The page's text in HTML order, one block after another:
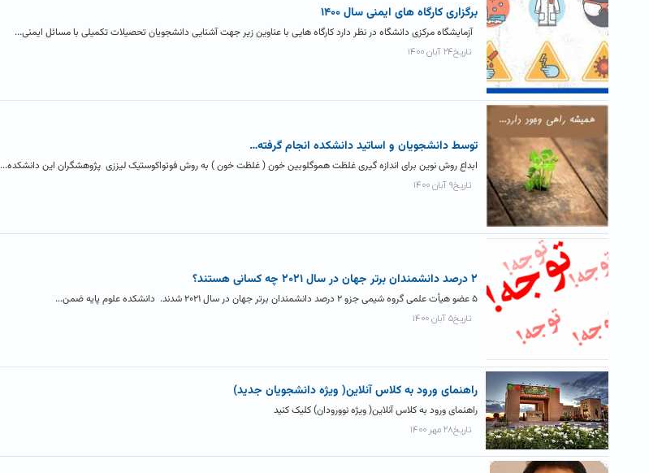
برگزاری کارگاه های ایمنی سال ۱۴۰۰
آزمایشگاه مرکزی دانشگاه در نظر دارد کارگاه هایی با عناوین زیر جهت آشنایی دانشجویان تحصیلات تکمیلی با مسائل ایمنی...
تاریخ۲۴ آبان ۱۴۰۰
توسط دانشجویان و اساتید دانشکده انجام گرفته…
ابداع روش نوین برای اندازه گیری غلظت هموگلوبین خون ( غلظت خون ) به روش فوتواکوستیک لیززی پژوهشگران این دانشکده...
تاریخ۹ آبان ۱۴۰۰
۲ درصد دانشمندان برتر جهان در سال ۲۰۲۱ چه کسانی هستند؟
۵ عضو هیأت علمی گروه شیمی جزو ۲ درصد دانشمندان برتر جهان در سال ۲۰۲۱ شدند. دانشکده علوم پایه ضمن...
تاریخ۵ آبان ۱۴۰۰
راهنمای ورود به کلاس آنلاین( ویژه دانشجویان جدید)
راهنمای ورود به کلاس آنلاین( ویژه نوورودان) کلیک کنید
تاریخ۲۸ مهر ۱۴۰۰